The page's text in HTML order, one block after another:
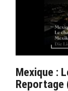
Mexique :